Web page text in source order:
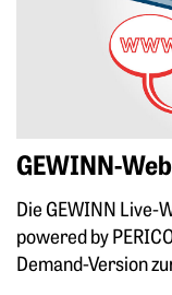
GEWINN-
Die GEWINN
powered by
Demand-Version